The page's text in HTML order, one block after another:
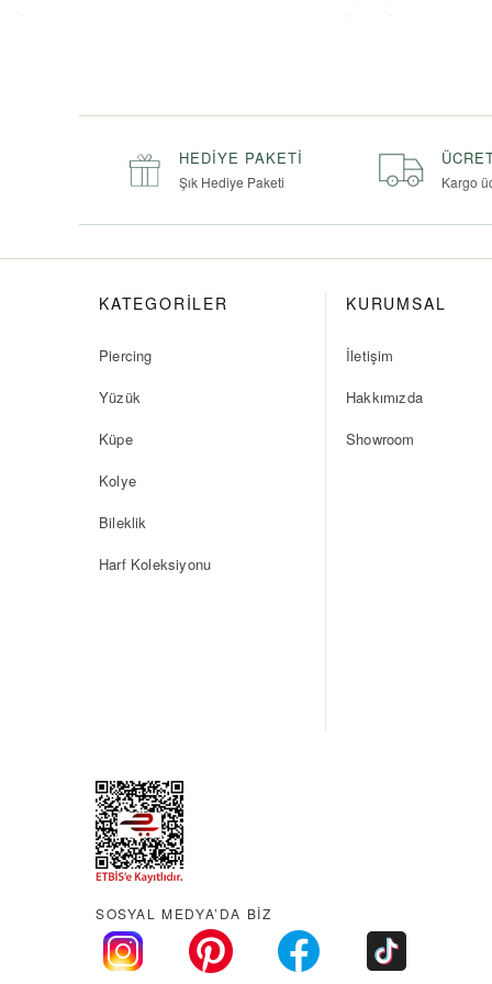
HEDIYE PAKETI
Şık Hediye Paketi Kargo
KATEGORİLER
Piercing
Yüzük
Küpe
Kolye
Bileklik
Harf Koleksiyonu
KURUMSAL
İletişim
Hakkımızda
Showroom
SOSYAL MEDYA’DA BİZ